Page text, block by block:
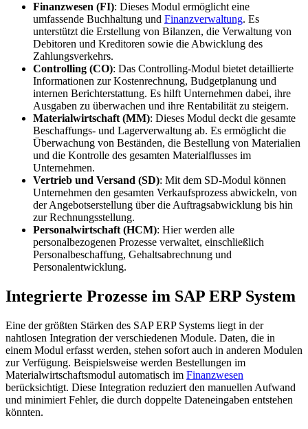
Finanzwesen (FI): Dieses Modul ermöglicht eine
umfassende Buchhaltung und Finanzverwaltung. Es
unterstützt die Erstellung von Bilanzen, die Verwaltung von
Debitoren und Kreditoren sowie die Abwicklung des
Zahlungsverkehrs.
Controlling (CO): Das Controlling-Modul bietet detaillierte
Informationen zur Kostenrechnung, Budgetplanung und
internen Berichterstattung. Es hilft Unternehmen dabei, ihre
Ausgaben zu überwachen und ihre Rentabilität zu steigern.
Materialwirtschaft (MM): Dieses Modul deckt die gesamte
Beschaffungs- und Lagerverwaltung ab. Es ermöglicht die
Überwachung von Beständen, die Bestellung von Materialien
und die Kontrolle des gesamten Materialflusses im
Unternehmen.
Vertrieb und Versand (SD): Mit dem SD-Modul können
Unternehmen den gesamten Verkaufsprozess abwickeln, von
der Angebotserstellung über die Auftragsabwicklung bis hin
zur Rechnungsstellung.
Personalwirtschaft (HCM): Hier werden alle
personalbezogenen Prozesse verwaltet, einschließlich
Personalbeschaffung, Gehaltsabrechnung und
Personalentwicklung.
Integrierte Prozesse im SAP ERP System
Eine der größten Stärken des SAP ERP Systems liegt in der
nahtlosen Integration der verschiedenen Module. Daten, die in
einem Modul erfasst werden, stehen sofort auch in anderen Modulen
zur Verfügung. Beispielsweise werden Bestellungen im
Materialwirtschaftsmodul automatisch im Finanzwesen
berücksichtigt. Diese Integration reduziert den manuellen Aufwand
und minimiert Fehler, die durch doppelte Dateneingaben entstehen
könnten.